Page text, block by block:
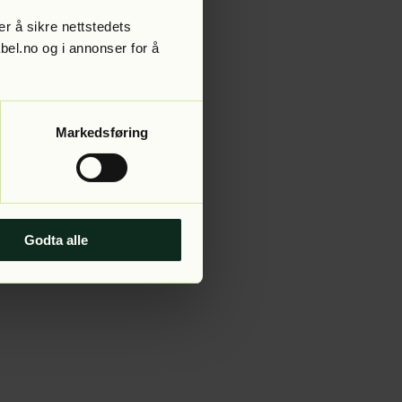
å sikre nettstedets
og i annonser for å
Markedsføring
Godta alle